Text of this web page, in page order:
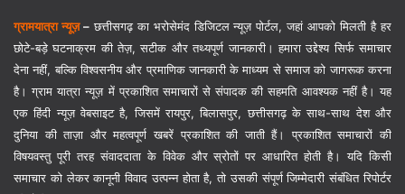
ग्रामयात्रा न्यूज़–छत्तीसगढ़ का भरोसेमंद डिजिटल न्यूज़ पोर्टल, जहां आपको मिलती है हर
छोटे-बड़े घटनाक्रम की तेज़, सटीक और तथ्यपूर्ण जानकारी। हमारा उद्देश्य सिर्फ समाचार
देना नहीं, बल्कि विश्वसनीय और प्रमाणिक जानकारी के माध्यम से समाज को जागरूक करना
है। ग्राम यात्रा न्यूज़ में प्रकाशित समाचारों से संपादक की सहमति आवश्यक नहीं है। यह
एक हिंदी न्यूज़ वेबसाइट है, जिसमें रायपुर, बिलासपुर, छत्तीसगढ़ के साथ-साथ देश और
दुनिया की ताज़ा और महत्वपूर्ण खबरें प्रकाशित की जाती हैं। प्रकाशित समाचारों की
विषयवस्तु पूरी तरह संवाददाता के विवेक और स्रोतों पर आधारित होती है। यदि किसी
समाचार को लेकर कानूनी विवाद उत्पन्न होता है, तो उसकी संपूर्ण जिम्मेदारी संबंधित रिपोर्टर